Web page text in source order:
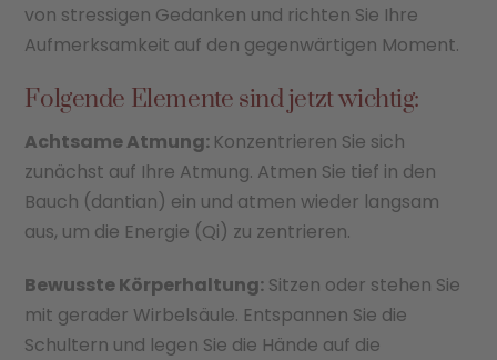
von stressigen Gedanken und richten Sie Ihre
Aufmerksamkeit auf den gegenwärtigen Moment.
Folgende Elemente sind jetzt wichtig:
Achtsame Atmung: Konzentrieren Sie sich
zunächst auf Ihre Atmung. Atmen Sie tief in den
Bauch (dantian) ein und atmen wieder langsam
aus, um die Energie (Qi) zu zentrieren.
Bewusste Körperhaltung: Sitzen oder stehen Sie
mit gerader Wirbelsäule. Entspannen Sie die
Schultern und legen Sie die Hände auf die